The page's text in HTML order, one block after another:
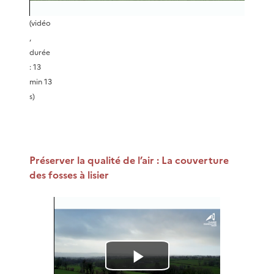
i
é
o
(vidéo
,
durée
: 13
min 13
s)
Préserver la qualité de l’air : La couverture
des fosses à lisier